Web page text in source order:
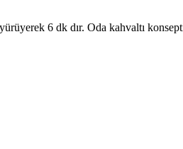
6 dk dır. Oda kahvaltı